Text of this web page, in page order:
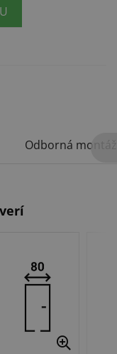
Odborná montáž